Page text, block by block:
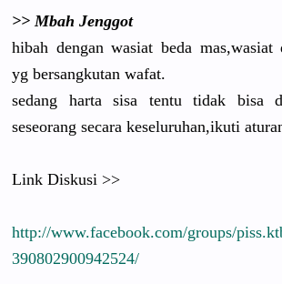
>> Mbah Jenggot
hibah dengan wasiat beda mas,wasiat
yg bersangkutan wafat.
sedang harta sisa tentu tidak bisa
seseorang secara keseluruhan,ikuti
Link Diskusi >>
http://www.facebook.com/groups/
390802900942524/